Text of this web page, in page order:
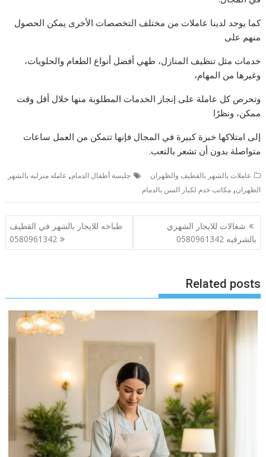
كما يوجد لدينا عاملات من مختلف التخصصات الأخرى يمكن الحصول
منهم على
خدمات مثل تنظيف المنازل، طهي أفضل أنواع الطعام والحلويات،
وغيرها من المهام،
وتحرص كل عاملة على إنجاز الخدمات المطلوبة منها خلال أقل وقت
ممكن، ونظرًا
إلى امتلاكها خبرة كبيرة في المجال فإنها تتمكن من العمل ساعات
متواصلة بدون أن تشعر بالتعب.
عاملات بالشهر بالقطيف والظهران جليسة أطفال الدمام, عامله منزليه بالشهر
الظهران,مكاتب خدم لكبار السن بالدمام
تصفّح
المقالات
شغالات للايجار الشهري
بالشرقيه 0580961342
طباخه للايجار بالشهر في القطيف
0580961342
Related posts